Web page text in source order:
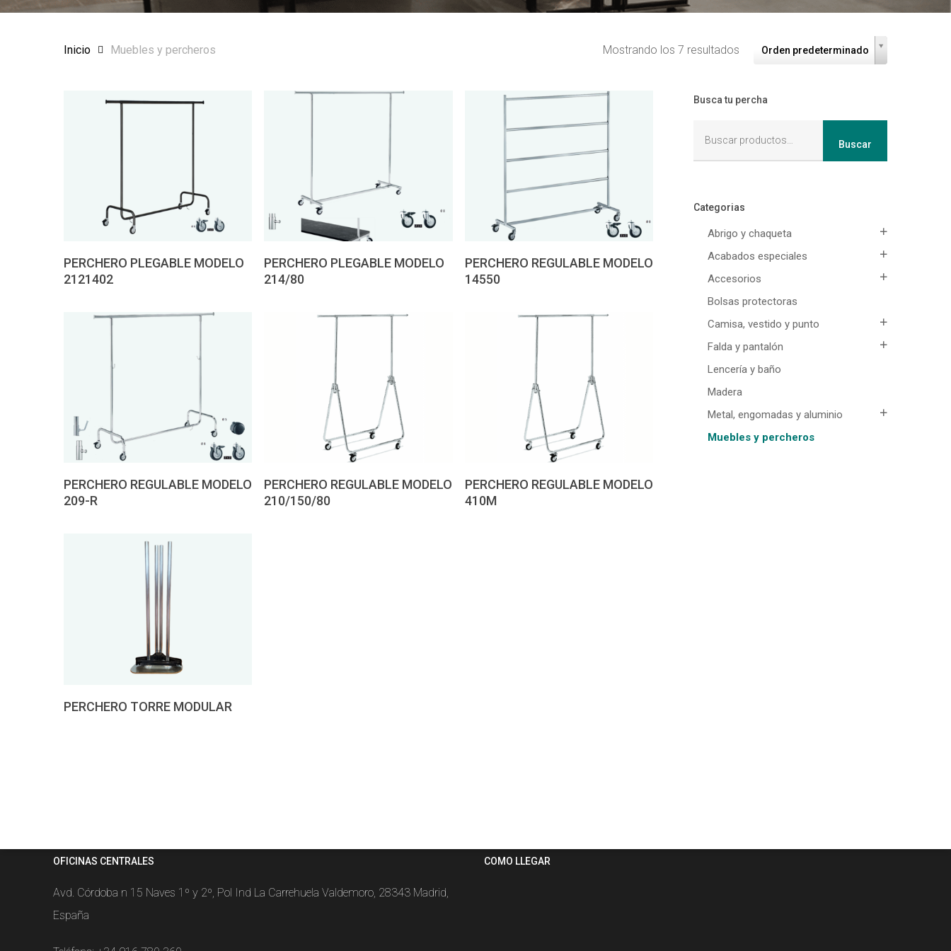
Orden predeterminado
Mostrando los 7 resultados
Inicio Muebles y percheros
PERCHERO PLEGABLE MODELO
2121402
PERCHERO PLEGABLE MODELO
214/80
PERCHERO REGULABLE MODELO
14550
PERCHERO REGULABLE MODELO
209-R
PERCHERO REGULABLE MODELO
210/150/80
PERCHERO REGULABLE MODELO
410M
PERCHERO TORRE MODULAR
Busca tu percha
Buscar
Categorias
Abrigo y chaqueta
Acabados especiales
Accesorios
Bolsas protectoras
Camisa, vestido y punto
Falda y pantalón
Lencería y baño
Madera
Metal, engomadas y aluminio
Muebles y percheros
OFICINAS CENTRALES
Avd. Córdoba n 15 Naves 1º y 2º, Pol Ind La Carrehuela Valdemoro, 28343 Madrid,
España
COMO LLEGAR